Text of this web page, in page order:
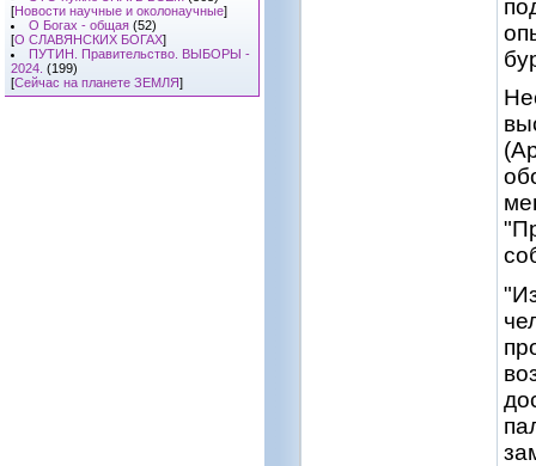
[Новости научные и околонаучные]
О Богах - общая (52)
[О СЛАВЯНСКИХ БОГАХ]
ПУТИН. Правительство. ВЫБОРЫ -
2024. (199)
[Сейчас на планете ЗЕМЛЯ]